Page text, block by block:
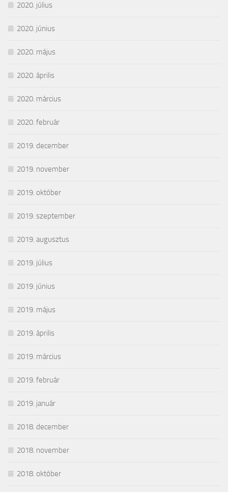
2020. július
2020. június
2020. május
2020. április
2020. március
2020. február
2019. december
2019. november
2019. október
2019. szeptember
2019. augusztus
2019. július
2019. június
2019. május
2019. április
2019. március
2019. február
2019. január
2018. december
2018. november
2018. október